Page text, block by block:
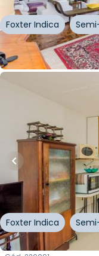
Foxter Indica
Cód. 203504
% OFF
39m²•2quartos
Apartamento •
Rua Vinte e Seis
Alegre
Foxter Indica